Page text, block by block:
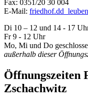
Fax: 0351/20 30 004
E-Mail:
Di 10 – 12 und 14 - 17
Fr 9 - 12 Uhr
Mo, Mi und Do
außerhalb dieser
Öffnungszeiten
Zschachwitz